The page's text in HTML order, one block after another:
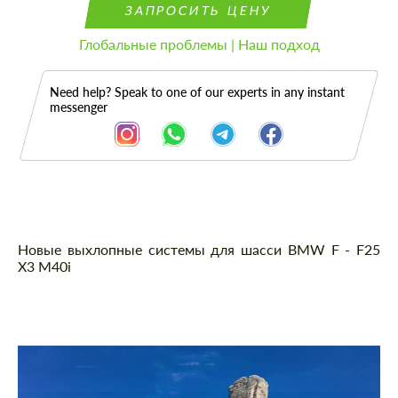
ЗАПРОСИТЬ ЦЕНУ
Глобальные проблемы | Наш подход
Need help? Speak to one of our experts in any instant
messenger
Описание
Новые выхлопные системы для шасси BMW F - F25
X3 M40i